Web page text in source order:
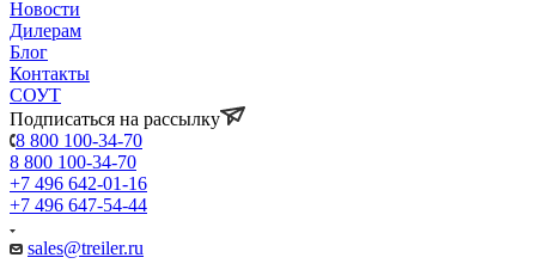
Новости
Дилерам
Блог
Контакты
СОУТ
Подписаться на рассылку
8 800 100-34-70
8 800 100-34-70
+7 496 642-01-16
+7 496 647-54-44
sales@treiler.ru